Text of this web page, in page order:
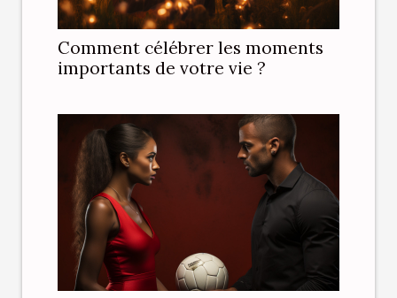
Comment célébrer les moments
importants de votre vie ?